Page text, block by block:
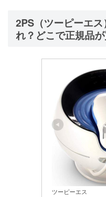
2PS（ツーピーエ
れ？どこで正規品
ツーピーエス